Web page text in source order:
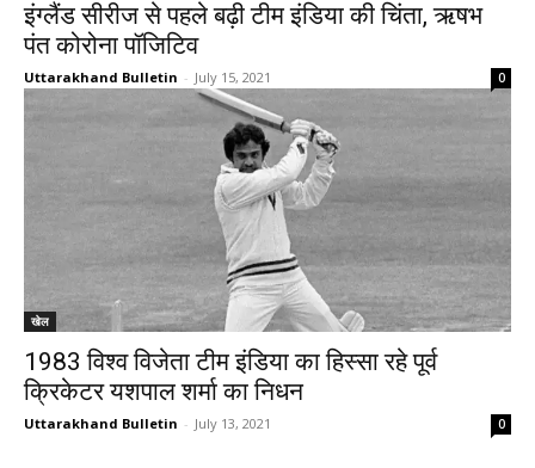
इंग्लैंड सीरीज से पहले बढ़ी टीम इंडिया की चिंता, ऋषभ
पंत कोरोना पॉजिटिव
Uttarakhand Bulletin - July 15, 2021 0
खेल
1983 विश्व विजेता टीम इंडिया का हिस्सा रहे पूर्व
क्रिकेटर यशपाल शर्मा का निधन
Uttarakhand Bulletin - July 13, 2021 0